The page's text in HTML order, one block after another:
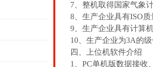
7、整机取得国家气象
8、生产企业具有ISO
9、生产企业具有计算
10、生产企业为3A的
四、上位机软件介绍
1、PC单机版数据接收